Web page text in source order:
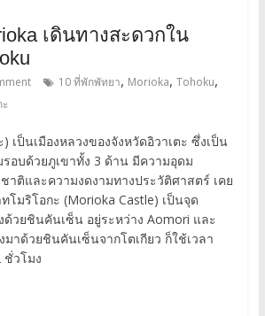
เดินทางสะดวกใน
10 ที่พักพัทยา, Morioka, Tohoku,
เป็นเมืองหลวงของจังหวัดอิวาเตะ ซึ่งเป็น
รอบด้วยภูเขาทั้ง 3 ด้าน มีความอุดม
ติและความงดงามทางประวัติศาสตร์ เคย
โมริโอกะ (Morioka Castle) เป็นจุด
ด้วยชินคันเซ็น อยู่ระหว่าง Aomori และ
มาด้วยชินคันเซ็นจากโตเกียว ก็ใช้เวลา
ชั่วโมง